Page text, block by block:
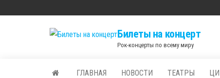
Билеты на концерт
Рок-концерты по всему миру
ГЛАВНАЯ НОВОСТИ ТЕАТРЫ